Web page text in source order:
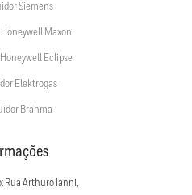
Siemens
Maxon
Eclipse
Elektrogas
Brahma
Rua Arthuro Ianni,